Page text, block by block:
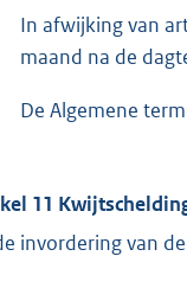
In afwijking van
maand na de
De Algemene
11
invordering van